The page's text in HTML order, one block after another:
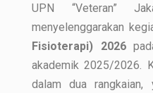
UPN “Veteran”
menyelenggarakan
Fisioterapi) 2026
akademik 2025/2026.
dalam dua